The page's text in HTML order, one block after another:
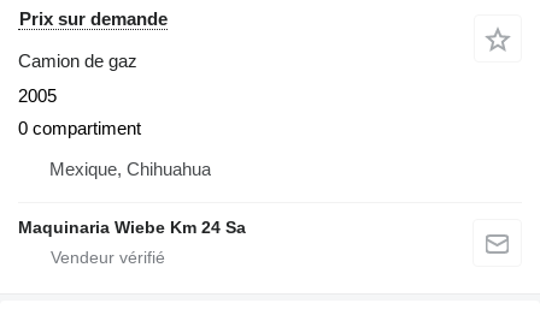
Prix sur demande
Camion de gaz
2005
0 compartiment
Mexique, Chihuahua
Maquinaria Wiebe Km 24 Sa